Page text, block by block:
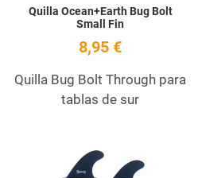
Quilla Ocean+Earth Bug Bolt
Small Fin
8,95 €
Quilla Bug Bolt Through para
tablas de sur